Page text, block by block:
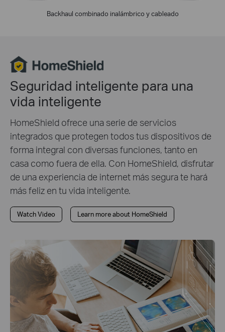
Backhaul combinado inalámbrico y cableado
Seguridad inteligente para una
vida inteligente
HomeShield ofrece una serie de servicios
integrados que protegen todos tus dispositivos de
forma integral con diversas funciones, tanto en
casa como fuera de ella. Con HomeShield, disfrutar
de una experiencia de internet más segura te hará
más feliz en tu vida inteligente.
Watch Video Learn more about HomeShield